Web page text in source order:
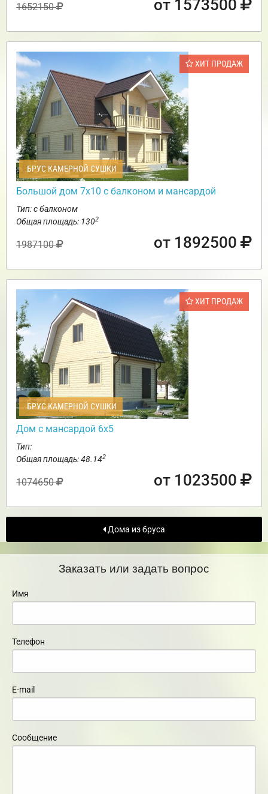
1652150 от 1573500
ХИТ ПРОДАЖ
БРУС КАМЕРНОЙ СУШКИ
Большой дом 7х10 с балконом и мансардой
Тип: с балконом
Общая площадь: 1302
1987100 от 1892500
ХИТ ПРОДАЖ
БРУС КАМЕРНОЙ СУШКИ
Дом с мансардой 6х5
Тип:
Общая площадь: 48.142
1074650 от 1023500
Дома из бруса
Заказать или задать вопрос
Имя
Телефон
E-mail
Сообщение